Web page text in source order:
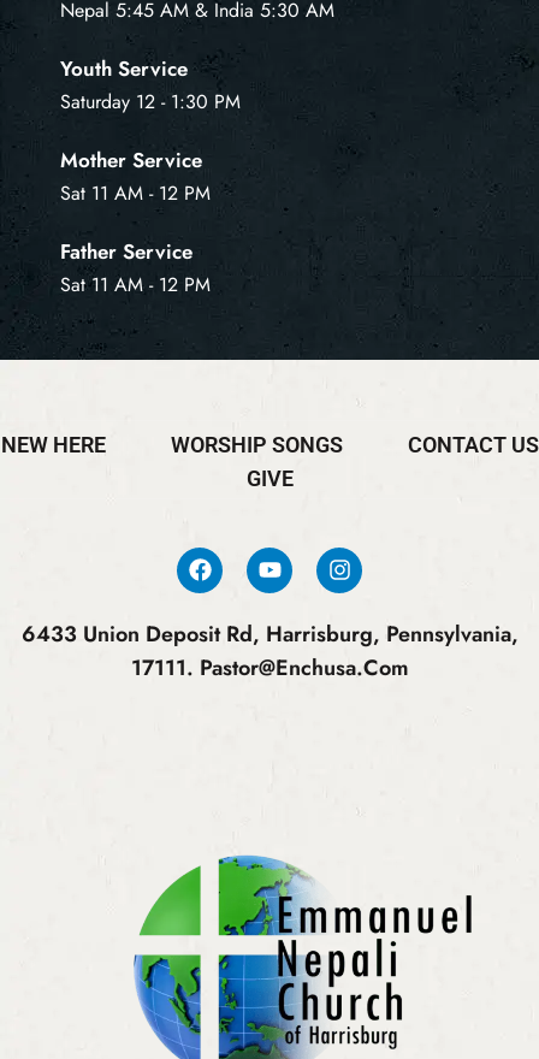
Nepal 5:45 AM & India 5:30 AM
Youth Service
Saturday 12 - 1:30 PM
Mother Service
Sat 11 AM - 12 PM
Father Service
Sat 11 AM - 12 PM
NEW HERE WORSHIP SONGS
CONTACT US
GIVE
6433 Union Deposit Rd, Harrisburg, Pennsylvania,
17111. Pastor@enchusa.com